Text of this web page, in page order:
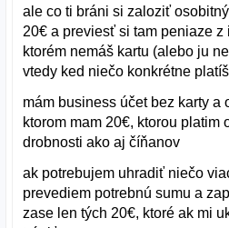
ale co ti bráni si zaloziť
20€ a previesť si tam peniaze z
ktorém nemáš kartu (alebo ju
vtedy ked niečo konkrétne
mám business účet bez karty a
ktorom mam 20€, ktorou platim
drobnosti ako aj číňanov
ak potrebujem uhradiť niečo
prevediem potrebnú sumu a
zase len tých 20€, ktoré ak mi